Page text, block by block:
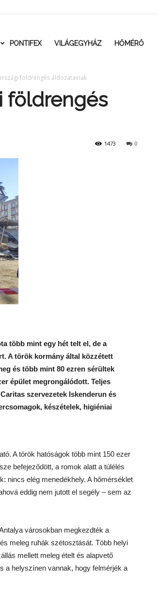
PONTIFEX VILÁGEGYHÁZ HŐMÉRŐ
földrengés áldozatainak
földrengés
0
1473
több mint egy hét telt el, de a
A török kormány által közzétett
és több mint 80 ezren sérültek
épület megrongálódott. Teljes
szervezetek Iskenderun és
készételek, higiéniai
A török hatóságok több mint 150 ezer
befejeződött, a romok alatt a túlélés
nincs elég menedékhely. A hőmérséklet
eddig nem jutott el segély – sem az
városokban megkezdték a
meleg ruhák szétosztását. Több helyi
mellett meleg ételt és alapvető
a helyszínen vannak, hogy felmérjék a